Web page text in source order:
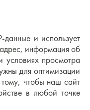
и использует
информация об
условиях просмотра
для оптимизации
чтобы наш сайт
в любой точке